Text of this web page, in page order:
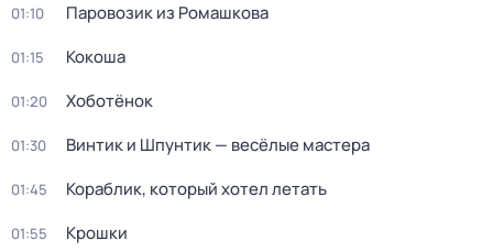
01:10 Паровозик из Ромашкова
01:15 Кокоша
01:20 Хоботёнок
01:30 Винтик и Шпунтик — весёлые мастера
01:45 Кораблик, который хотел летать
01:55 Крошки